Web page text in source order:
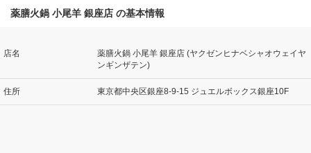
薬膳火鍋 小尾羊 銀座店 の基本情報
店名
薬膳火鍋 小尾羊 銀座店 (ヤクゼンヒナベシャオウェイヤ
ンギンザテン)
住所 東京都中央区銀座8-9-15 ジュエルボックス銀座10F